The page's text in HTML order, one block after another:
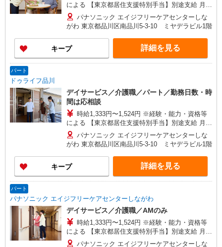
による 【東京都居住支援特別手当】別途支給 月額
2万円！ ＊支給対象は所定労働時間週20時間以上
の雇用契約者に限る
パナソニック エイジフリーケアセンターしな
がわ 東京都品川区南品川5-3-10 ミヤデラビル1階
キープ 詳細を見る
パート
ドゥライフ品川
デイサービス／介護職／パート／勤務日数・時
間は応相談
時給1,333円〜1,524円 ※経験・能力・資格等
による 【東京都居住支援特別手当】別途支給 月額
2万円！ ＊支給対象は所定労働時間週20時間以上
の雇用契約者に限る ※一律処遇改善加算含む 〇時
間外勤務手当 〇土日祝勤務手当 〇無事故無違反表
彰金 〇年末年始勤務手当
パナソニック エイジフリーケアセンターしな
がわ 東京都品川区南品川5-3-10 ミヤデラビル1階
キープ 詳細を見る
パート
パナソニック エイジフリーケアセンターしながわ
デイサービス／介護職／AMのみ
時給1,333円〜1,524円 ※経験・能力・資格等
による 【東京都居住支援特別手当】別途支給 月額
2万円！ ＊支給対象は所定労働時間週20時間以上
パナソニック エイジフリーケアセンターしな